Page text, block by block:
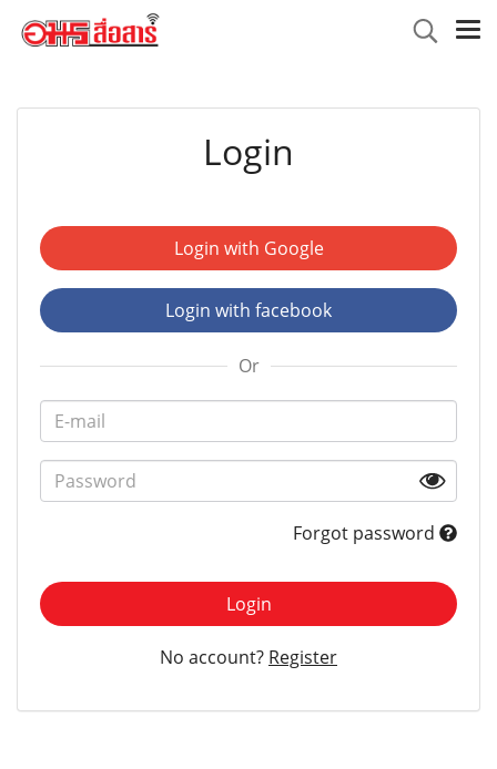
Login
Login with Google
Login with facebook
Or
Forgot password
Login
No account? Register